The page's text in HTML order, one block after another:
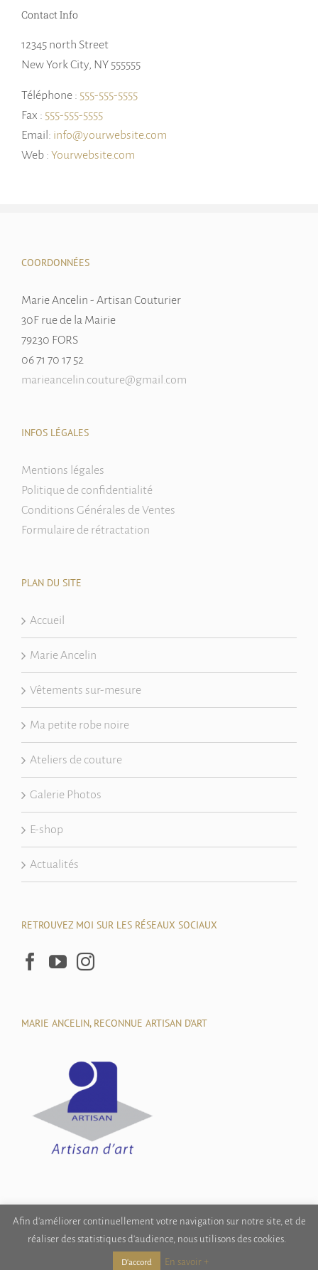
Contact Info
12345 north Street
New York City, NY 555555
Téléphone : 555-555-5555
Fax : 555-555-5555
Email: info@yourwebsite.com
Web : Yourwebsite.com
COORDONNÉES
Marie Ancelin - Artisan Couturier
30F rue de la Mairie
79230 FORS
06 71 70 17 52
marieancelin.couture@gmail.com
INFOS LÉGALES
Mentions légales
Politique de confidentialité
Conditions Générales de Ventes
Formulaire de rétractation
PLAN DU SITE
Accueil
Marie Ancelin
Vêtements sur-mesure
Ma petite robe noire
Ateliers de couture
Galerie Photos
E-shop
Actualités
RETROUVEZ MOI SUR LES RÉSEAUX SOCIAUX
MARIE ANCELIN, RECONNUE ARTISAN D’ART
© Marie Ancelin Artisan Couturier - 79230 La Foye Monjault
Afin d'améliorer continuellement votre navigation sur notre site, et de
réaliser des statistiques d'audience, nous utilisons des cookies.
D'accord En savoir +